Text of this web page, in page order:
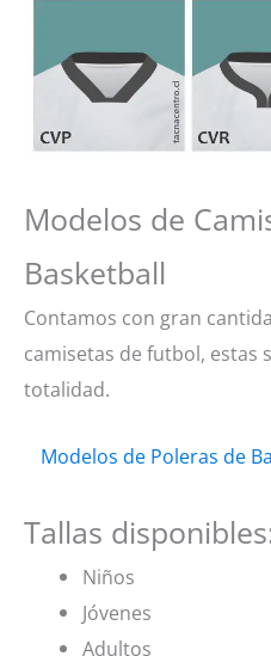
Modelos de
Basketball
Contamos con gran
camisetas de futbol, estas
totalidad.
Modelos de Poleras de
Tallas
Niños
Jóvenes
Adultos